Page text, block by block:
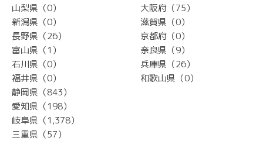
山梨県（0）
新潟県（0）
長野県（26）
富山県（1）
石川県（0）
福井県（0）
静岡県（843）
愛知県（198）
岐阜県（1,378）
三重県（57）
大阪府（75）
滋賀県（0）
京都府（0）
奈良県（9）
兵庫県（26）
和歌山県（0）